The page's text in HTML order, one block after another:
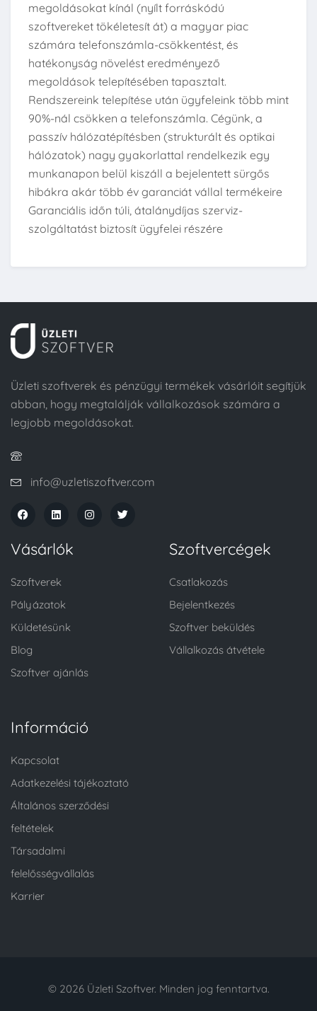
megoldásokat kínál (nyílt forráskódú
szoftvereket tökéletesít át) a magyar piac
számára telefonszámla-csökkentést, és
hatékonyság növelést eredményező
megoldások telepítésében tapasztalt.
Rendszereink telepítése után ügyfeleink több mint
90%-nál csökken a telefonszámla. Cégünk, a
passzív hálózatépítésben (strukturált és optikai
hálózatok) nagy gyakorlattal rendelkezik egy
munkanapon belül kiszáll a bejelentett sürgős
hibákra akár több év garanciát vállal termékeire
Garanciális időn túli, átalánydíjas szerviz-
szolgáltatást biztosít ügyfelei részére
Üzleti szoftverek és pénzügyi termékek vásárlóit segítjük
abban, hogy megtalálják vállalkozások számára a
legjobb megoldásokat.
info@uzletiszoftver.com
Vásárlók
Szoftverek
Pályázatok
Küldetésünk
Blog
Szoftver ajánlás
Szoftvercégek
Csatlakozás
Bejelentkezés
Szoftver beküldés
Vállalkozás átvétele
Információ
Kapcsolat
Adatkezelési tájékoztató
Általános szerződési
feltételek
Társadalmi
felelősségvállalás
Karrier
© 2026 Üzleti Szoftver. Minden jog fenntartva.